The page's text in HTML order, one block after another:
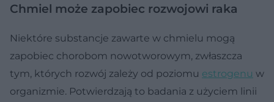
Chmiel może zapobiec rozwojowi raka
Niektóre substancje zawarte w chmielu mogą
zapobiec chorobom nowotworowym, zwłaszcza
tym, których rozwój zależy od poziomu estrogenu w
organizmie. Potwierdzają to badania z użyciem linii